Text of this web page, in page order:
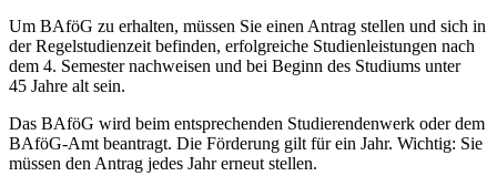
Um BAföG zu erhalten, müssen Sie einen Antrag stellen und sich in
der Regelstudienzeit befinden, erfolgreiche Studienleistungen nach
dem 4. Semester nachweisen und bei Beginn des Studiums unter
45 Jahre alt sein.
Das BAföG wird beim entsprechenden Studierendenwerk oder dem
BAföG-Amt beantragt. Die Förderung gilt für ein Jahr. Wichtig: Sie
müssen den Antrag jedes Jahr erneut stellen.